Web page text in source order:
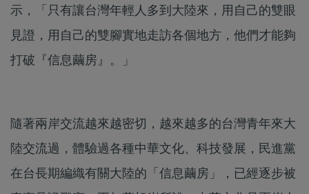
示，「只有讓台灣年輕人多到大陸來，用自己的雙眼
見證，用自己的雙腳實地走訪各個地方，他們才能夠
打破『信息繭房』。」
隨著兩岸交流越來越密切，越來越多的台灣青年來大
陸交流過，體驗過各種中華文化、科技發展，民進黨
在台長期編織有關大陸的「信息繭房」，已經逐步被